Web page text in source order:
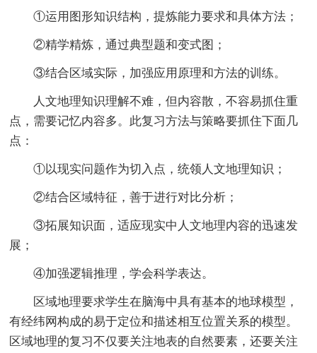
①运用图形知识结构，提炼能力要求和具体方法；
②精学精炼，通过典型题和变式图；
③结合区域实际，加强应用原理和方法的训练。
人文地理知识理解不难，但内容散，不容易抓住重
点，需要记忆内容多。此复习方法与策略要抓住下面几
点：
①以现实问题作为切入点，统领人文地理知识；
②结合区域特征，善于进行对比分析；
③拓展知识面，适应现实中人文地理内容的迅速发
展；
④加强逻辑推理，学会科学表达。
区域地理要求学生在脑海中具有基本的地球模型，
有经纬网构成的易于定位和描述相互位置关系的模型。
区域地理的复习不仅要关注地表的自然要素，还要关注